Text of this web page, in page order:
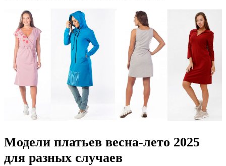
Модели платьев весна-лето 2025
для разных случаев